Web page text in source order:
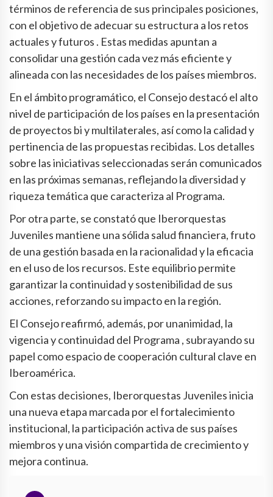
términos de referencia de sus principales posiciones,
con el objetivo de adecuar su estructura a los retos
actuales y futuros . Estas medidas apuntan a
consolidar una gestión cada vez más eficiente y
alineada con las necesidades de los países miembros.
En el ámbito programático, el Consejo destacó el alto
nivel de participación de los países en la presentación
de proyectos bi y multilaterales, así como la calidad y
pertinencia de las propuestas recibidas. Los detalles
sobre las iniciativas seleccionadas serán comunicados
en las próximas semanas, reflejando la diversidad y
riqueza temática que caracteriza al Programa.
Por otra parte, se constató que Iberorquestas
Juveniles mantiene una sólida salud financiera, fruto
de una gestión basada en la racionalidad y la eficacia
en el uso de los recursos. Este equilibrio permite
garantizar la continuidad y sostenibilidad de sus
acciones, reforzando su impacto en la región.
El Consejo reafirmó, además, por unanimidad, la
vigencia y continuidad del Programa , subrayando su
papel como espacio de cooperación cultural clave en
Iberoamérica.
Con estas decisiones, Iberorquestas Juveniles inicia
una nueva etapa marcada por el fortalecimiento
institucional, la participación activa de sus países
miembros y una visión compartida de crecimiento y
mejora continua.